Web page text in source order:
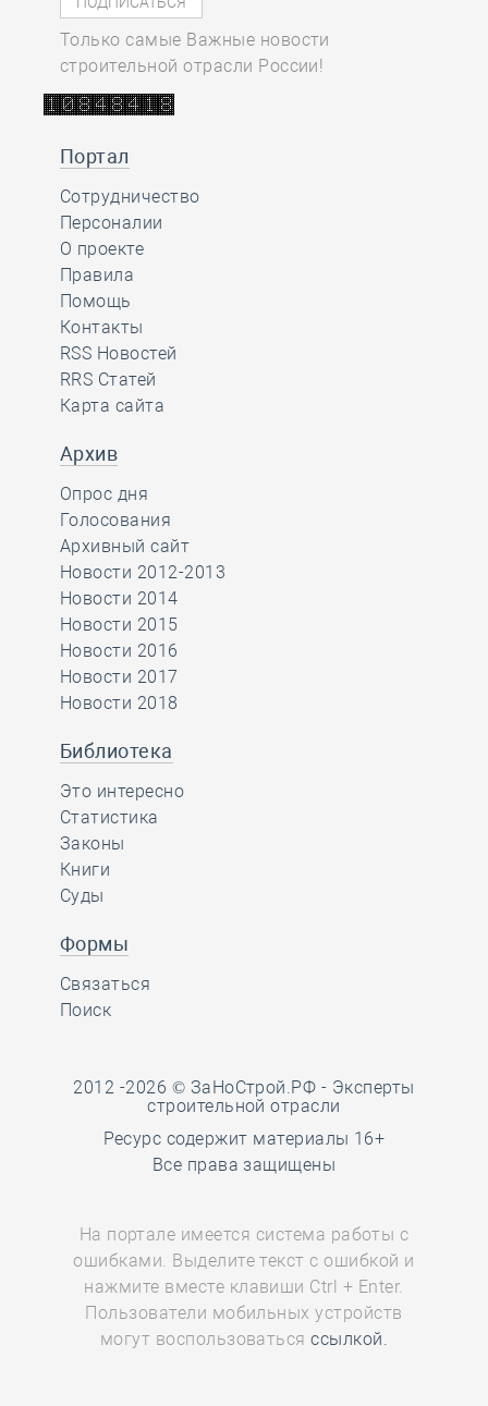
Только самые Важные новости
строительной отрасли России!
Портал
Сотрудничество
Персоналии
О проекте
Правила
Помощь
Контакты
RSS Новостей
RRS Статей
Карта сайта
Архив
Опрос дня
Голосования
Архивный сайт
Новости 2012-2013
Новости 2014
Новости 2015
Новости 2016
Новости 2017
Новости 2018
Библиотека
Это интересно
Статистика
Законы
Книги
Суды
Формы
Связаться
Поиск
2012 -2026 © ЗаНоСтрой.РФ - Эксперты
строительной отрасли
Ресурс содержит материалы 16+
Все права защищены
На портале имеется система работы с
ошибками. Выделите текст с ошибкой и
нажмите вместе клавиши Ctrl + Enter.
Пользователи мобильных устройств
могут воспользоватьсяссылкой.